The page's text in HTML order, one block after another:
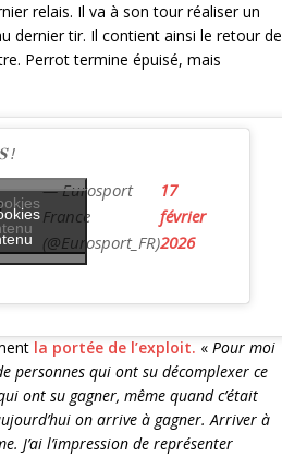
relais. Il va à son tour réaliser un
dernier tir. Il contient ainsi le retour de
Perrot termine épuisé, mais
!
— Eurosport
France
(@Eurosport_FR)
17
février
2026
la portée de l’exploit. « Pour moi
personnes qui ont su décomplexer ce
ont su gagner, même quand c’était
on arrive à gagner. Arriver à
J’ai l’impression de représenter